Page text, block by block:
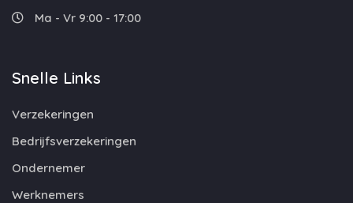
Ma - Vr 9:00 - 17:00
Snelle Links
Verzekeringen
Bedrijfsverzekeringen
Ondernemer
Werknemers